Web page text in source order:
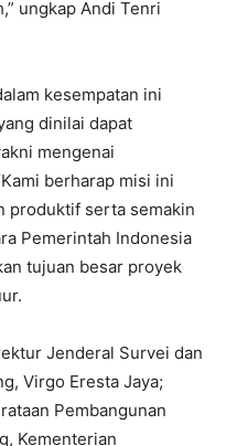
ungkap Andi Tenri
kesempatan ini
dinilai dapat
mengenai
berharap misi ini
produktif serta semakin
Pemerintah Indonesia
tujuan besar proyek
Jenderal Survei dan
Virgo Eresta Jaya;
Pembangunan
Kementerian